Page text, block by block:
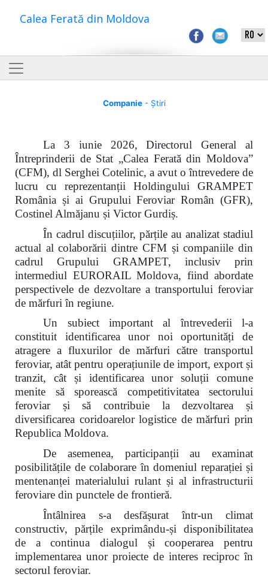
Calea Ferată din Moldova
Companie- Știri
La 3 iunie 2026, Directorul General al
Întreprinderii de Stat „Calea Ferată din Moldova”
(CFM), dl Serghei Cotelinic, a avut o întrevedere de
lucru cu reprezentanții Holdingului GRAMPET
România și ai Grupului Feroviar Român (GFR),
Costinel Almăjanu și Victor Gurdiș.
În cadrul discuțiilor, părțile au analizat stadiul
actual al colaborării dintre CFM și companiile din
cadrul Grupului GRAMPET, inclusiv prin
intermediul EURORAIL Moldova, fiind abordate
perspectivele de dezvoltare a transportului feroviar
de mărfuri în regiune.
Un subiect important al întrevederii l-a
constituit identificarea unor noi oportunități de
atragere a fluxurilor de mărfuri către transportul
feroviar, atât pentru operațiunile de import, export și
tranzit, cât și identificarea unor soluții comune
menite să sporească competitivitatea sectorului
feroviar și să contribuie la dezvoltarea și
diversificarea coridoarelor logistice de mărfuri prin
Republica Moldova.
De asemenea, participanții au examinat
posibilitățile de colaborare în domeniul reparației și
mentenanței materialului rulant și al infrastructurii
feroviare din punctele de frontieră.
Întâlnirea s-a desfășurat într-un climat
constructiv, părțile exprimându-și disponibilitatea
de a continua dialogul și cooperarea pentru
implementarea unor proiecte de interes reciproc în
sectorul feroviar.